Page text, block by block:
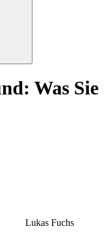
Was Sie
Lukas Fuchs